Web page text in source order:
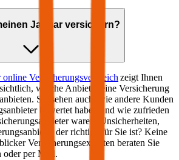
Jaguar versichern?
Versicherungsvergleichzeigt Ihnen
welche Anbieter eine Versicherung
Sie sehen auch, wie andere Kunden
bewertet haben und wie zufrieden
waren. Unsicherheiten,
der richtige für Sie ist? Keine
Versicherungsexperten beraten Sie
oder per Mail.